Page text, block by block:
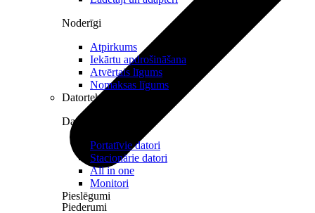
Pieslēgumi
Noderīgi
Atpirkums
Iekārtu apdrošināšana
Atvērtais līgums
Nomaksas līgums
Datortehnika
Datori un Monitori
Portatīvie datori
Stacionārie datori
All in one
Monitori
Piederumi